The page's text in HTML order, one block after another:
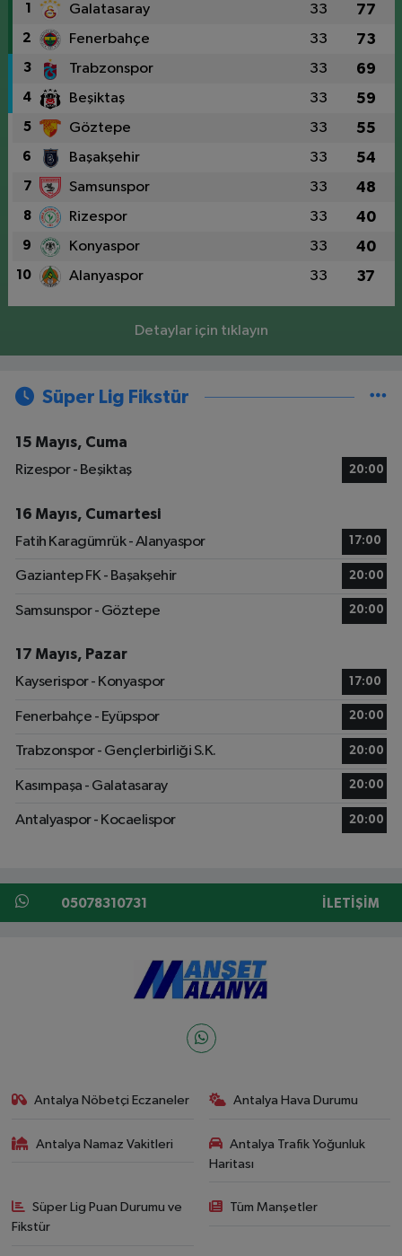
1 Galatasaray 33 77
2 Fenerbahçe 33 73
3 Trabzonspor 33 69
4 Beşiktaş 33 59
5 Göztepe 33 55
6 Başakşehir 33 54
7 Samsunspor 33 48
8 Rizespor 33 40
9 Konyaspor 33 40
10 Alanyaspor 33 37
Detaylar için tıklayın
Süper Lig Fikstür
15 Mayıs, Cuma
Rizespor - Beşiktaş
20:00
16 Mayıs, Cumartesi
Fatih Karagümrük - Alanyaspor
17:00
Gaziantep FK - Başakşehir 20:00
Samsunspor - Göztepe 20:00
17 Mayıs, Pazar
Kayserispor - Konyaspor
17:00
Fenerbahçe - Eyüpspor 20:00
Trabzonspor - Gençlerbirliği S.K. 20:00
Kasımpaşa - Galatasaray 20:00
Antalyaspor - Kocaelispor 20:00
05078310731 İLETIŞIM
Antalya Nöbetçi Eczaneler Antalya Hava Durumu
Antalya Namaz Vakitleri
Antalya Trafik Yoğunluk
Haritası
Süper Lig Puan Durumu ve
Fikstür
Tüm Manşetler